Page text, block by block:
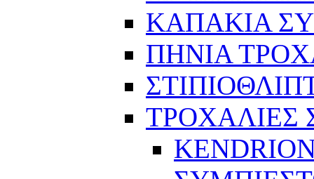
ΚΑΠΑΚΙΑ
ΠΗΝΙΑ
ΤΡΟΧΑΛΙΕΣ